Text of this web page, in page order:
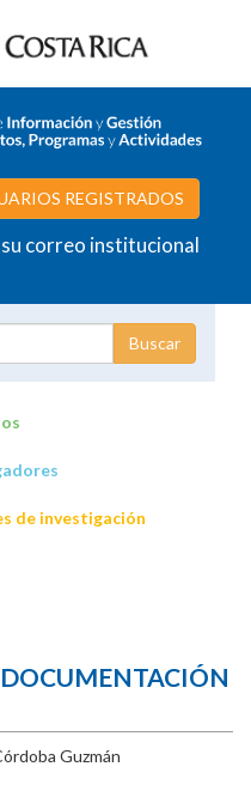
REGISTRADOS
correo institucional
de investigación
Guzmán